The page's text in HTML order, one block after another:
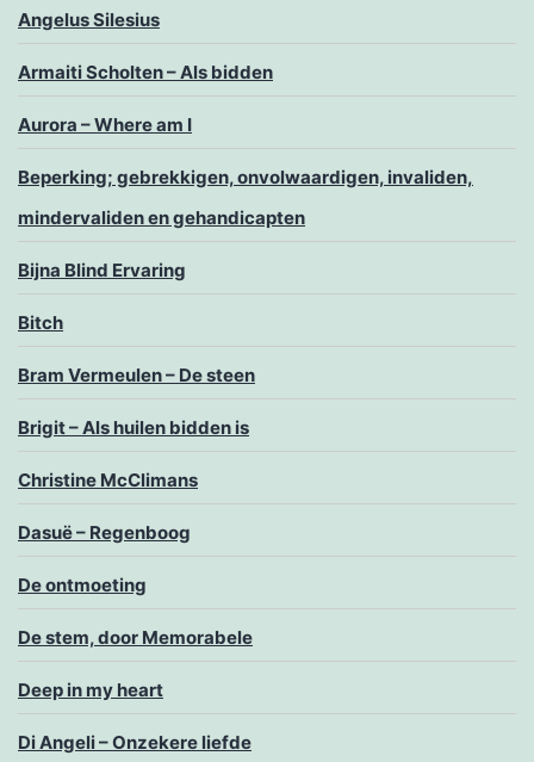
Angelus Silesius
Armaiti Scholten – Als bidden
Aurora – Where am I
Beperking; gebrekkigen, onvolwaardigen, invaliden,
mindervaliden en gehandicapten
Bijna Blind Ervaring
Bitch
Bram Vermeulen – De steen
Brigit – Als huilen bidden is
Christine McClimans
Dasuë – Regenboog
De ontmoeting
De stem, door Memorabele
Deep in my heart
Di Angeli – Onzekere liefde